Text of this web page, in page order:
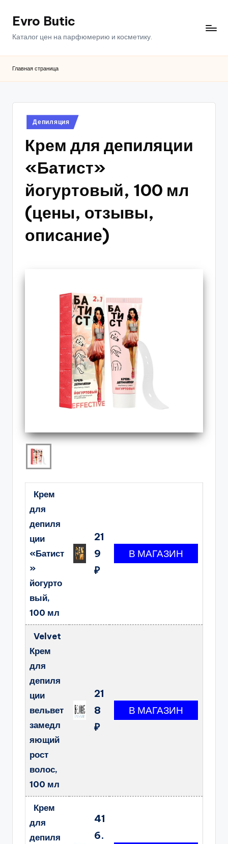
ПерейтиEvro Butic
Каталог цен на парфюмерию и косметику.
Главная страница
Опубликовано
в
Депиляция
Крем для депиляции
«Батист»
йогуртовый, 100 мл
(цены, отзывы,
описание)
Крем
для
депиля
ции
«Батист
»
йогурто
вый,
100 мл
21
9
₽
Velvet
Крем
для
депиля
ции
вельвет
замедл
яющий
рост
волос,
100 мл
21
8
₽
Крем
для
депиля
41
6.